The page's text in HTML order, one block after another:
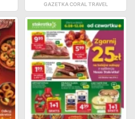
GAZETKA CORAL TRAVEL